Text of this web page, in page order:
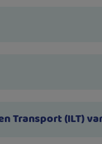
Transport (ILT)